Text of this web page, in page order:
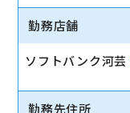
勤務店舗
ソフトバンク河芸
勤務先住所